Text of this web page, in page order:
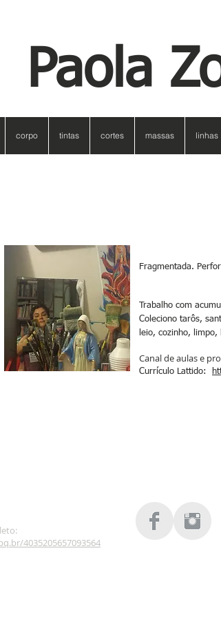
Paola
corpo tintas cortes massas linhas
Fragmentada.
Trabalho com
Coleciono tarôs,
leio, cozinho,
Canal de aulas e
Currículo Lattido:
4035205657093564